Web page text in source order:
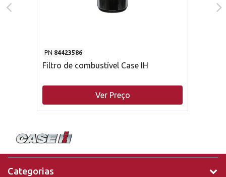
PN 84423586
Filtro de combustível Case IH
Ver Preço
Categorias